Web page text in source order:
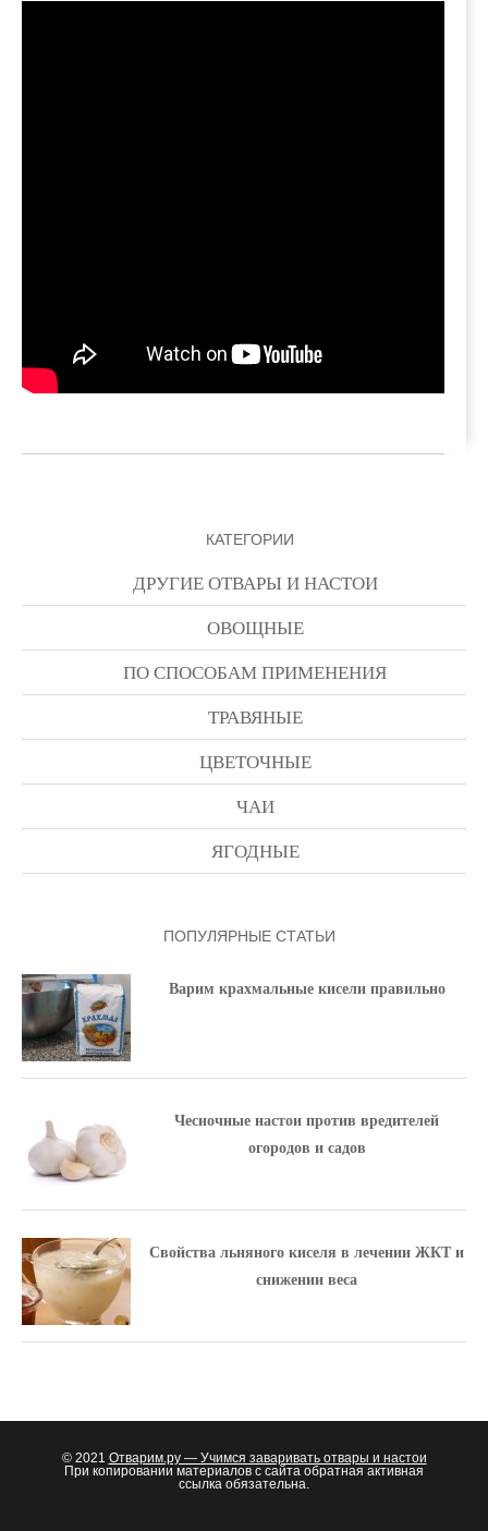
КАТЕГОРИИ
ДРУГИЕ ОТВАРЫ И НАСТОИ
ОВОЩНЫЕ
ПО СПОСОБАМ ПРИМЕНЕНИЯ
ТРАВЯНЫЕ
ЦВЕТОЧНЫЕ
ЧАИ
ЯГОДНЫЕ
ПОПУЛЯРНЫЕ СТАТЬИ
Варим крахмальные кисели правильно
Чесночные настои против вредителей
огородов и садов
Свойства льняного киселя в лечении ЖКТ и
снижении веса
© 2021 Отварим.ру — Учимся заваривать отвары и настои
При копировании материалов с сайта обратная активная
ссылка обязательна.